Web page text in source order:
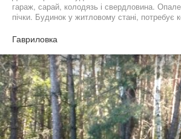
гараж, сарай, колодязь і свердловина.
пічки. Будинок у житловому стані, потребує
дороги та магазину — 200 метрів. Садове
Телефонуйте — домовимось про перегляд.
Гавриловка